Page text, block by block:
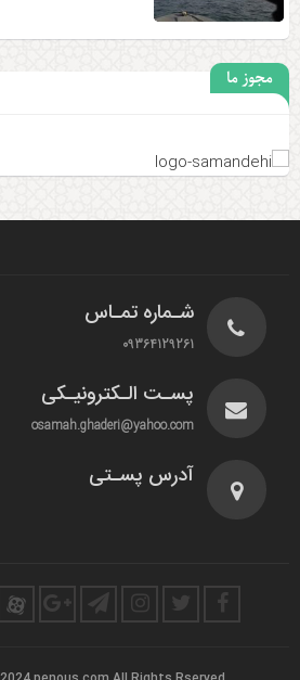
مجوز ما
شـماره تمـاس
09364129261
پسـت الـکترونیـکی
osamah.ghaderi@yahoo.com
آدرس پسـتی